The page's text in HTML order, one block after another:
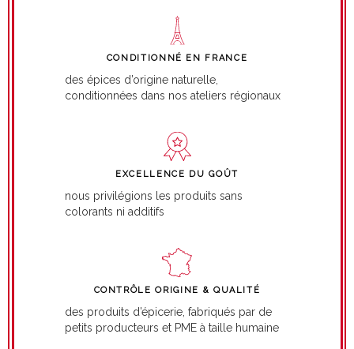
CONDITIONNÉ EN FRANCE
des épices d’origine naturelle,
conditionnées dans nos ateliers régionaux
EXCELLENCE DU GOÛT
nous privilégions les produits sans
colorants ni additifs
CONTRÔLE ORIGINE & QUALITÉ
des produits d’épicerie, fabriqués par de
petits producteurs et PME à taille humaine